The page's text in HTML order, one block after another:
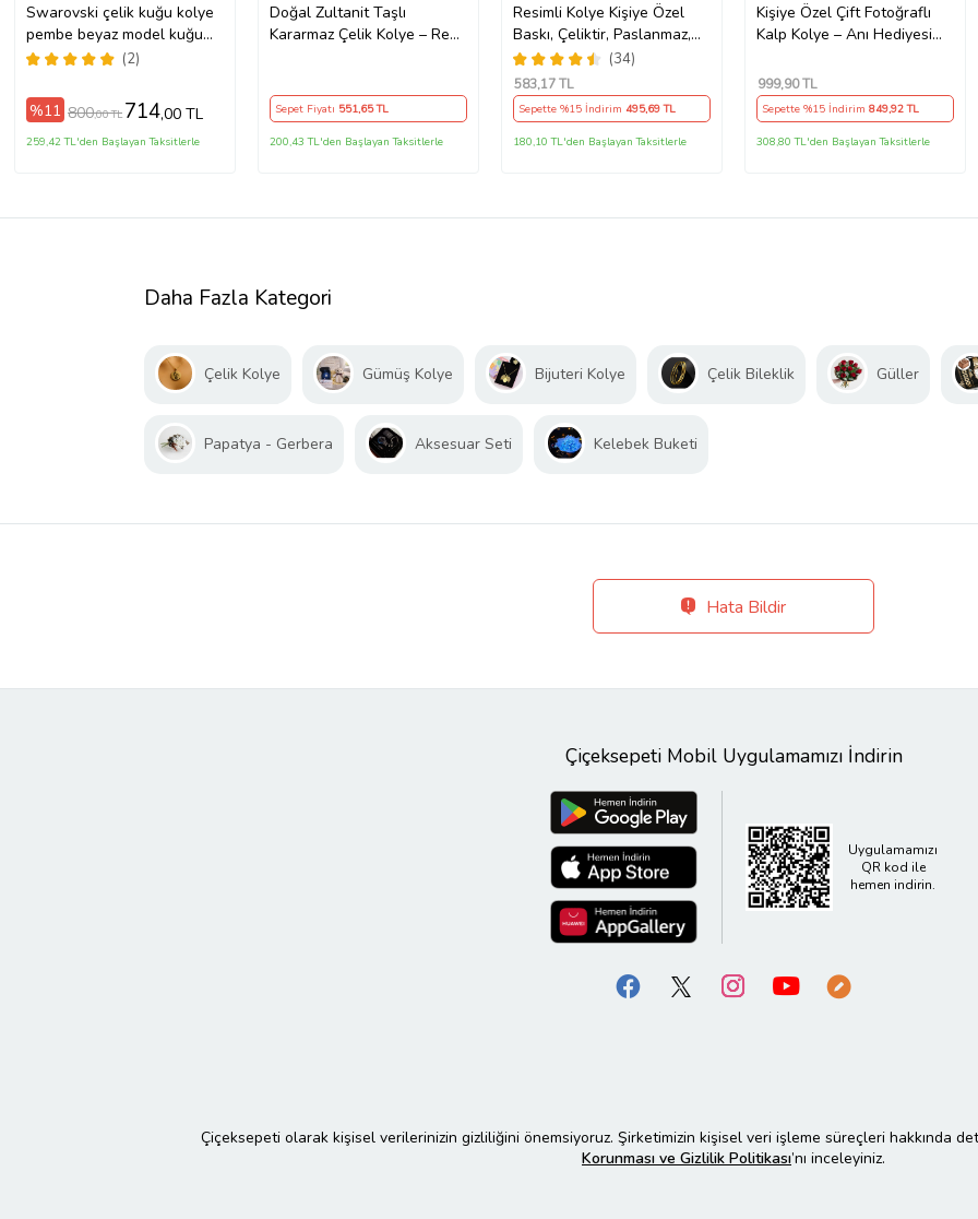
Swarovski çelik kuğu kolye
pembe beyaz model kuğu
kolye
(2)
%11 800,00 TL 714,00 TL
259,42 TL'den Başlayan Taksitlerle
Doğal Zultanit Taşlı
Kararmaz Çelik Kolye – Renk
Sepet Fiyatı 551,65 TL
200,43 TL'den Başlayan Taksitlerle
Resimli Kolye Kişiye Özel
Baskı, Çeliktir, Paslanmaz,
Kararmaz
(34)
583,17 TL
Sepette %15 İndirim 495,69 TL
180,10 TL'den Başlayan Taksitlerle
Kişiye Özel Çift Fotoğraflı
Kalp Kolye – Anı Hediyesi
Kolye Anı Kolyesi kalp kolye,
açılır kolye
999,90 TL
Sepette %15 İndirim 849,92 TL
308,80 TL'den Başlayan Taksitlerle
Daha Fazla Kategori
Çelik Kolye Gümüş Kolye Bijuteri Kolye Çelik Bileklik Güller
Papatya - Gerbera Aksesuar Seti Kelebek Buketi
Hata Bildir
Çiçeksepeti Mobil Uygulamamızı İndirin
Uygulamamızı
QR kod ile
hemen indirin.
Çiçeksepeti olarak kişisel verilerinizin gizliliğini önemsiyoruz. Şirketimizin kişisel veri işleme süreçleri hakkında
Korunması ve Gizlilik Politikası’nı inceleyiniz.